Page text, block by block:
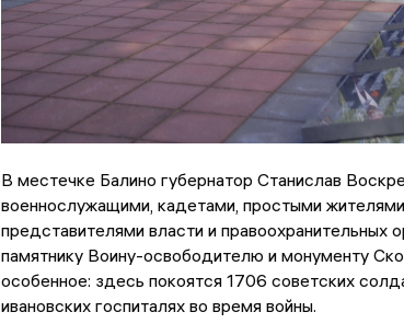
В местечке Балино губернатор Станислав
военнослужащими, кадетами, простыми
представителями власти и правоохранительных
памятнику Воину-освободителю и монументу
особенное: здесь покоятся 1706 советских
ивановских госпиталях во время войны.